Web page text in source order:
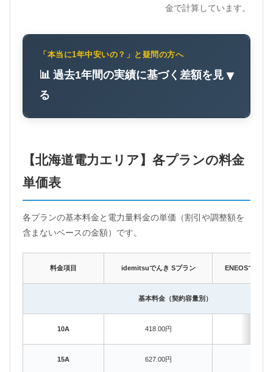
金で計算しています。
「本当に1年中安いの？」と疑問の方へ
📊 過去1年間の実績に基づく差額を見
る
▼
【北海道電力エリア】各プランの料金
単価表
各プランの基本料金と電力量料金の単価（割引や調整額を
含まないベースの金額）です。
料金項目 idemitsuでんき Sプラン ENEOSでんき
基本料金（契約容量別）
10A 418.00円
15A 627.00円